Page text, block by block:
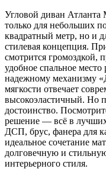
Угловой диван
только для небольших
квадратный метр, но и
стилевая концепция.
смотрится громоздкой,
удобное спальное место
надежному механизму
мягкости отвечает
высокоэластичный. Но
достоинство.
решение — всё в
ДСП, брус, фанера для
идеальное сочетание
долговечную и
интерьерного стиля.